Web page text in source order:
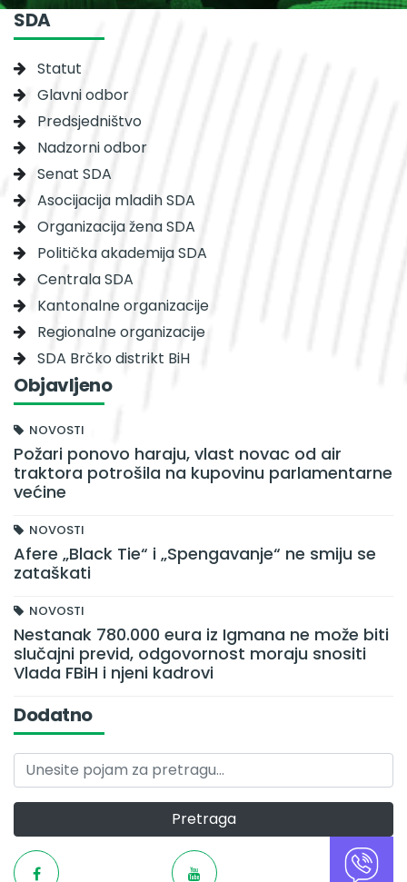
SDA
Statut
Glavni odbor
Predsjedništvo
Nadzorni odbor
Senat SDA
Asocijacija mladih SDA
Organizacija žena SDA
Politička akademija SDA
Centrala SDA
Kantonalne organizacije
Regionalne organizacije
SDA Brčko distrikt BiH
Objavljeno
NOVOSTI
Požari ponovo haraju, vlast novac od air
traktora potrošila na kupovinu parlamentarne
većine
NOVOSTI
Afere „Black Tie“ i „Spengavanje“ ne smiju se
zataškati
NOVOSTI
Nestanak 780.000 eura iz Igmana ne može biti
slučajni previd, odgovornost moraju snositi
Vlada FBiH i njeni kadrovi
Dodatno
Pretraga